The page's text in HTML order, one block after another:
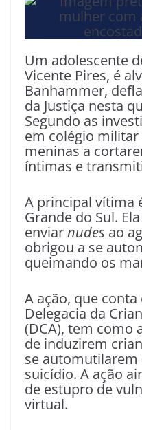
Um adolescente
Vicente Pires, é
Banhammer,
da Justiça nesta
Segundo as
em colégio militar
meninas a
íntimas e
A principal vítima
Grande do Sul.
enviarnudes ao
obrigou a se
queimando os
A ação, que
Delegacia da
(DCA), tem como
de induzirem
se automutilarem
suicídio. A ação
de estupro de
virtual.